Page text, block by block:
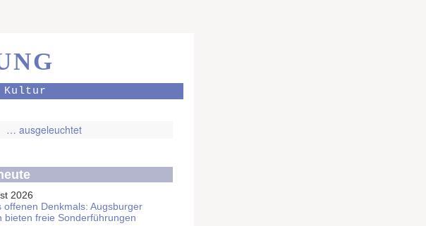
… ausgeleuchtet
2026
offenen Denkmals: Augsburger
bieten freie Sonderführungen